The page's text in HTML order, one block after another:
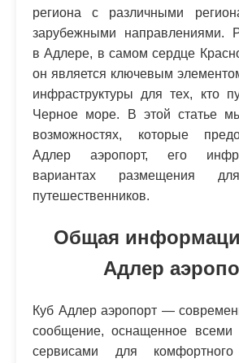
региона с различными
зарубежными направлениями.
в Адлере, в самом сердце
он является ключевым
инфраструктуры для тех, кто
Черное море. В этой статье
возможностях, которые
Адлер аэропорт, его
вариантах размещения
путешественников.
Общая
Адлер
Куб Адлер аэропорт —
сообщение, оснащенное всеми
сервисами для комфортного